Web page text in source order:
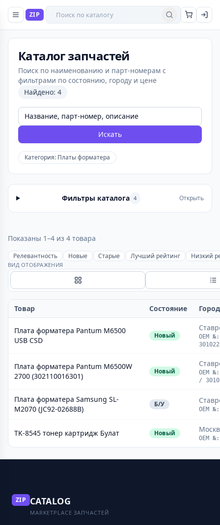
ZIP Поиск товаров
Найти
Каталог запчастей
Поиск по наименованию и парт-номерам с
фильтрами по состоянию, городу и цене
Найдено: 4
Искать
Категория: Платы форматера
Фильтры каталога 4 Открыть
Показаны 1–4 из 4 товара
Релевантность Новые Старые Лучший рейтинг Низкий
ВИД ОТОБРАЖЕНИЯ
Сетка
Товар Состояние
Плата форматера Pantum M6500
USB CSD
Новый
OEM №:
Плата форматера Pantum M6500W
2700 (302110016301)
Новый
OEM
/
Плата форматера Samsung SL-
M2070 (JC92-02688B)
Б/У
OEM
TK-8545 тонер картридж Булат Новый
OEM
ZIP CATALOG
MARKETPLACE ЗАПЧАСТЕЙ